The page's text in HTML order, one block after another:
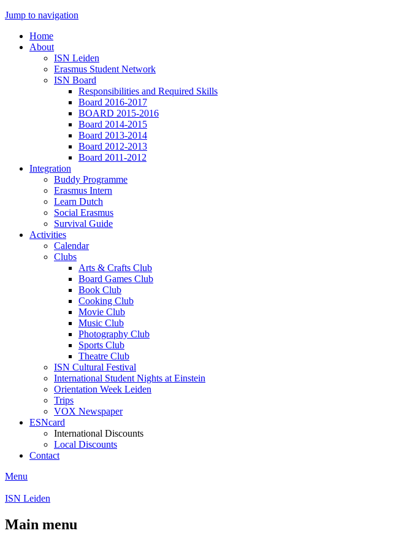
Jump to navigation
Home
About
ISN Leiden
Erasmus Student Network
ISN Board
Responsibilities and Required Skills
Board 2016-2017
BOARD 2015-2016
Board 2014-2015
Board 2013-2014
Board 2012-2013
Board 2011-2012
Integration
Buddy Programme
Erasmus Intern
Learn Dutch
Social Erasmus
Survival Guide
Activities
Calendar
Clubs
Arts & Crafts Club
Board Games Club
Book Club
Cooking Club
Movie Club
Music Club
Photography Club
Sports Club
Theatre Club
ISN Cultural Festival
International Student Nights at Einstein
Orientation Week Leiden
Trips
VOX Newspaper
ESNcard
International Discounts
Local Discounts
Contact
Menu
ISN Leiden
Main menu